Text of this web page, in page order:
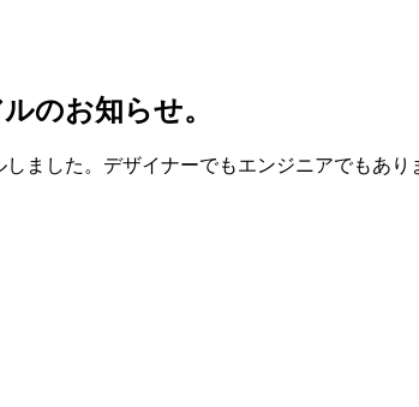
のお知らせ。
ました。デザイナーでもエンジニアでもあり